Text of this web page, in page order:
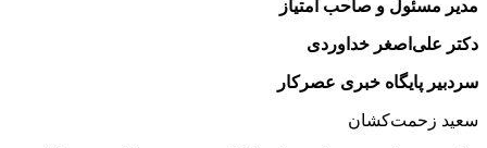
مدیر مسئول و صاحب امتیاز
دکتر علی‌اصغر خداوردی
سردبیر پایگاه خبری عصرکار
سعید زحمت‌کشان